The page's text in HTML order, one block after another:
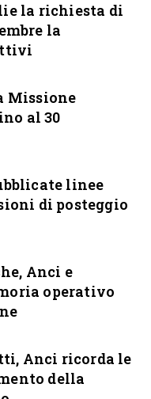
la richiesta di
la
Missione
al 30
linee
di posteggio
Anci e
operativo
Anci ricorda le
della